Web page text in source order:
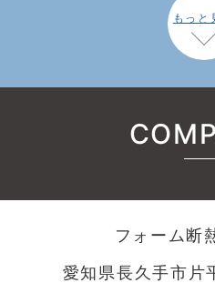
もっと
フォーム断
愛知県長久手市片